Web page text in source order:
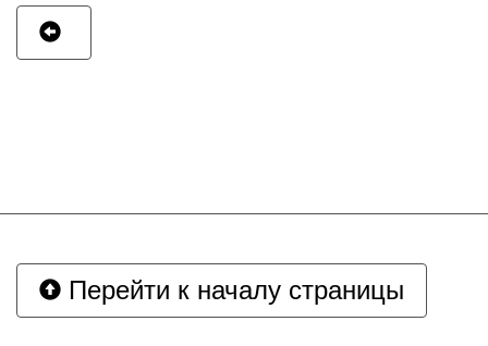
Перейти к началу страницы